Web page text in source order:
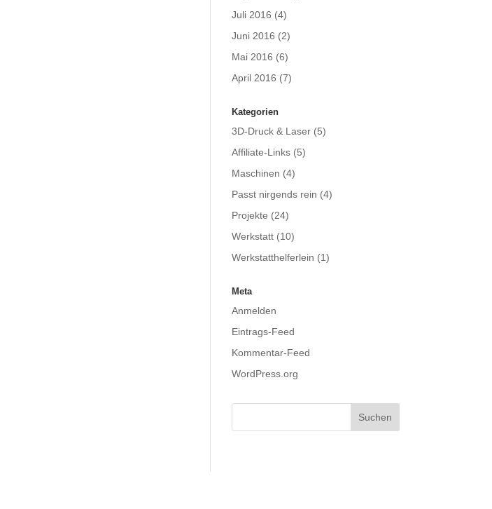
Juli 2016 (4)
Juni 2016 (2)
Mai 2016 (6)
April 2016 (7)
Kategorien
3D-Druck & Laser (5)
Affiliate-Links (5)
Maschinen (4)
Passt nirgends rein (4)
Projekte (24)
Werkstatt (10)
Werkstatthelferlein (1)
Meta
Anmelden
Eintrags-Feed
Kommentar-Feed
WordPress.org